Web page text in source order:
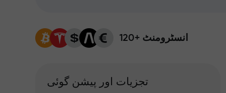
120+ انسٹرومنٹ
تجزیات اور پیشن گوئی